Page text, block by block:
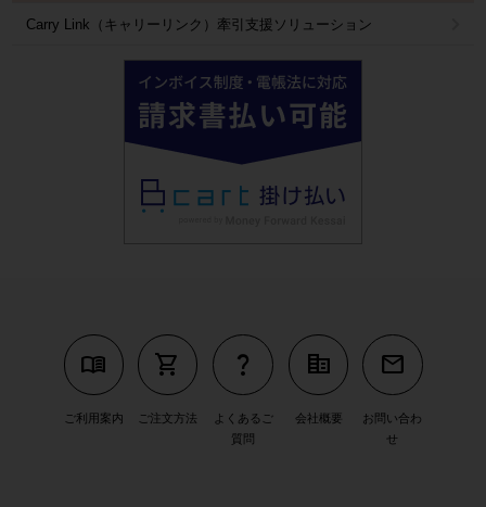
Carry Link（キャリーリンク）牽引支援ソリューション
menu_book
ご利用案内
shopping_cart
ご注文方法
question_mark
よくあるご
質問
corporate_fare
会社概要
mail
お問い合わ
せ